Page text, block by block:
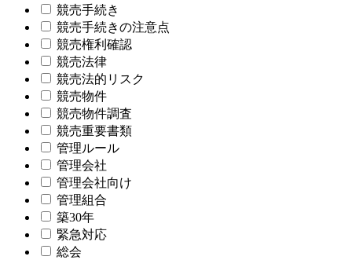
競売手続き
競売手続きの注意点
競売権利確認
競売法律
競売法的リスク
競売物件
競売物件調査
競売重要書類
管理ルール
管理会社
管理会社向け
管理組合
築30年
緊急対応
総会